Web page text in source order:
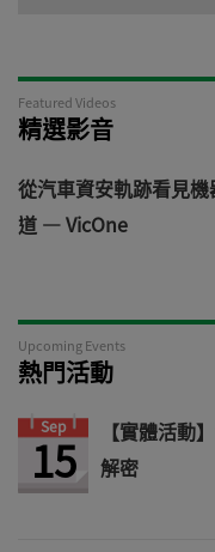
Featured Videos
精選影音
從汽車資安軌跡看見
道 — VicOne
Upcoming Events
熱門活動
Sep
15
【實體活動
解密